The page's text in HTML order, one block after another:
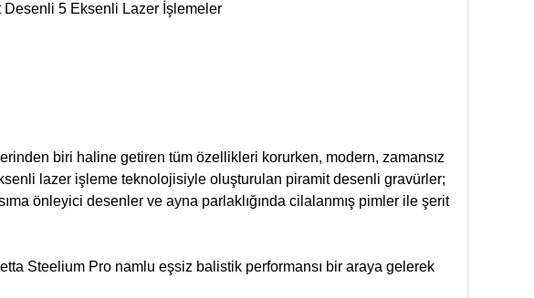
5 Eksenli Lazer İşlemeler
biri haline getiren tüm özellikleri korurken, modern, zamansız
lazer işleme teknolojisiyle oluşturulan piramit desenli gravürler;
önleyici desenler ve ayna parlaklığında cilalanmış pimler ile şerit
Steelium Pro namlu eşsiz balistik performansı bir araya gelerek